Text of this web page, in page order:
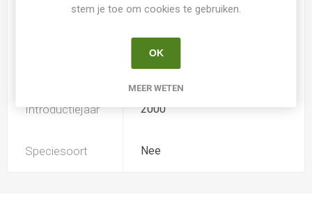
Sutton
Introductiejaar 2000
Speciesoort Nee
stem je toe om cookies te gebruiken.
OK
MEER WETEN